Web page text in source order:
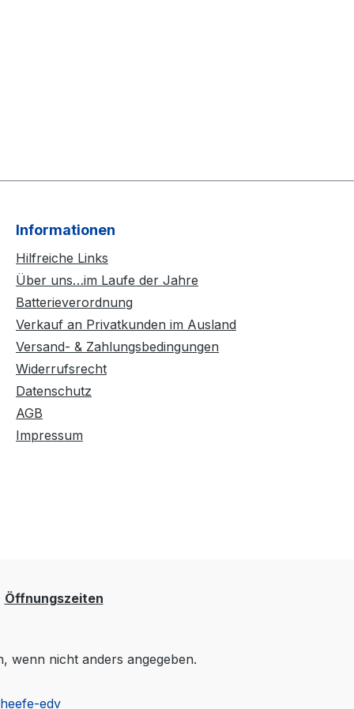
Informationen
Hilfreiche Links
Über uns…im Laufe der Jahre
Batterieverordnung
Verkauf an Privatkunden im Ausland
Versand- & Zahlungsbedingungen
Widerrufsrecht
Datenschutz
AGB
Impressum
Öffnungszeiten
wenn nicht anders angegeben.
edv